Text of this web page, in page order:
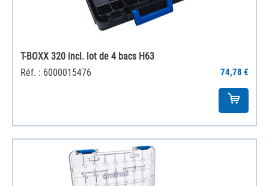
T-BOXX 320 incl. lot de 4 bacs H63
Réf. : 6000015476
74,78 €